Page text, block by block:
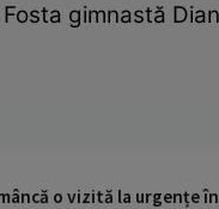
Fosta gimnastă
o vizită la urgențe